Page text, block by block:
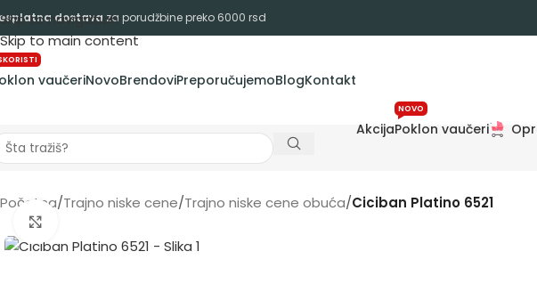
Skip to navigation
Skip to main content
dostava za porudžbine preko 6000 rsd
vaučeriNovoBrendoviPreporučujemoBlogKontakt
AkcijaPoklon vaučeri
NOVO
Početna/Trajno niske cene/Trajno niske cene obuća/Ciciban Platino 6521